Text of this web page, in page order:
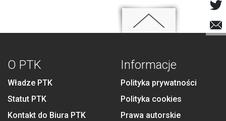
O PTK
Władze PTK
Statut PTK
Kontakt do Biura PTK
Informacje
Polityka prywatności
Polityka cookies
Prawa autorskie